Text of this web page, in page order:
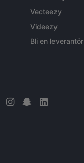
Vecteezy
Videezy
Bli en leverantör